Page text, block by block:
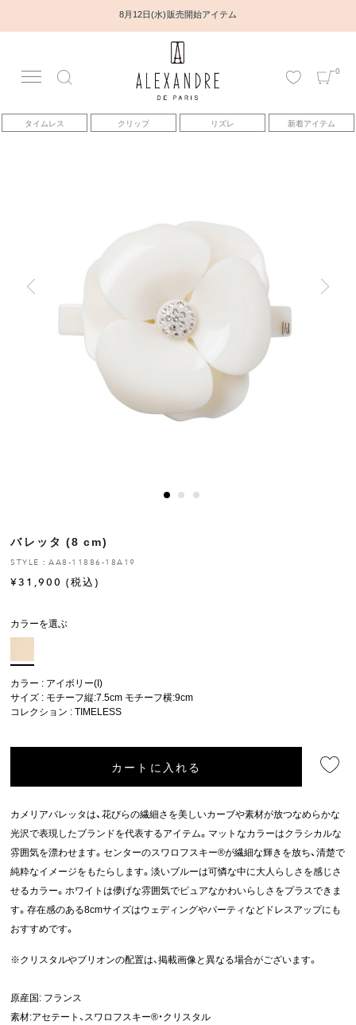
8月12日(水) 販売開始アイテム
0
タイムレス クリップ リズレ 新着アイテム
アカウント
アイテム
トピックス
ヒストリー
クラフトマンシップ
お修理について
バレッタ (8 cm)
STYLE：AA8-11886-18A19
¥31,900 (税込)
カラーを選ぶ
カラー : アイボリー(I)
サイズ : モチーフ縦:7.5cm モチーフ横:9cm
コレクション :TIMELESS
カートに入れる
カメリアバレッタは、花びらの繊細さを美しいカーブや素材が放つなめらかな
光沢で表現したブランドを代表するアイテム。マットなカラーはクラシカルな
雰囲気を漂わせます。センターのスワロフスキー®が繊細な輝きを放ち、清楚で
純粋なイメージをもたらします。淡いブルーは可憐な中に大人らしさを感じさ
せるカラー。ホワイトは儚げな雰囲気でピュアなかわいらしさをプラスできま
す。存在感のある8cmサイズはウェディングやパーティなどドレスアップにも
おすすめです。
※クリスタルやブリオンの配置は、掲載画像と異なる場合がございます。
原産国: フランス
素材:アセテート、スワロフスキー®・クリスタル